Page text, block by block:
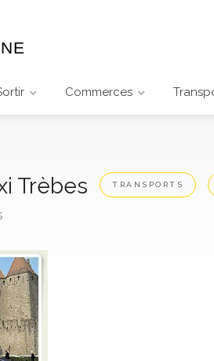
Commerces
Trèbes TRANSPORTS